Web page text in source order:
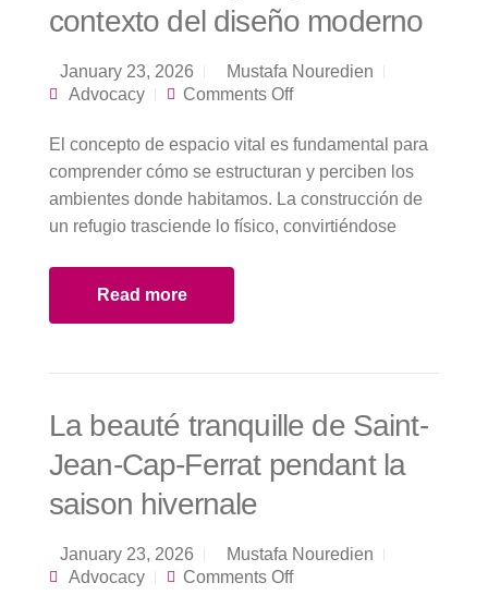
contexto del diseño moderno
January 23, 2026
Mustafa Nouredien
Advocacy
Comments Offon Sinónimos
el contexto del
diseño moderno
El concepto de espacio vital es fundamental para
comprender cómo se estructuran y perciben los
ambientes donde habitamos. La construcción de
un refugio trasciende lo físico, convirtiéndose
Read more
La beauté tranquille de Saint-
Jean-Cap-Ferrat pendant la
saison hivernale
January 23, 2026
Mustafa Nouredien
Advocacy
Comments Offon La beauté